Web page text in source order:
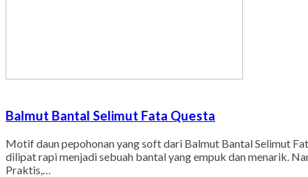
Balmut Bantal Selimut Fata Questa
Motif daun pepohonan yang soft dari Balmut Bantal Selimut
dilipat rapi menjadi sebuah bantal yang empuk dan menarik.
Praktis,…